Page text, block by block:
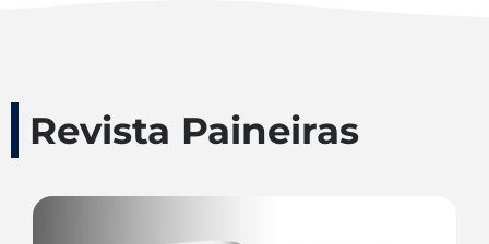
Revista Paineiras